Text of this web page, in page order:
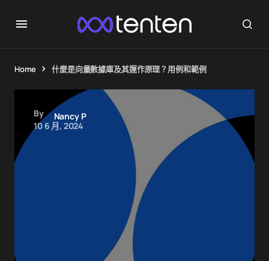
Home 什麼是向量數據庫及其運作原理？用例和範例
By
Nancy P
10 6 月, 2024